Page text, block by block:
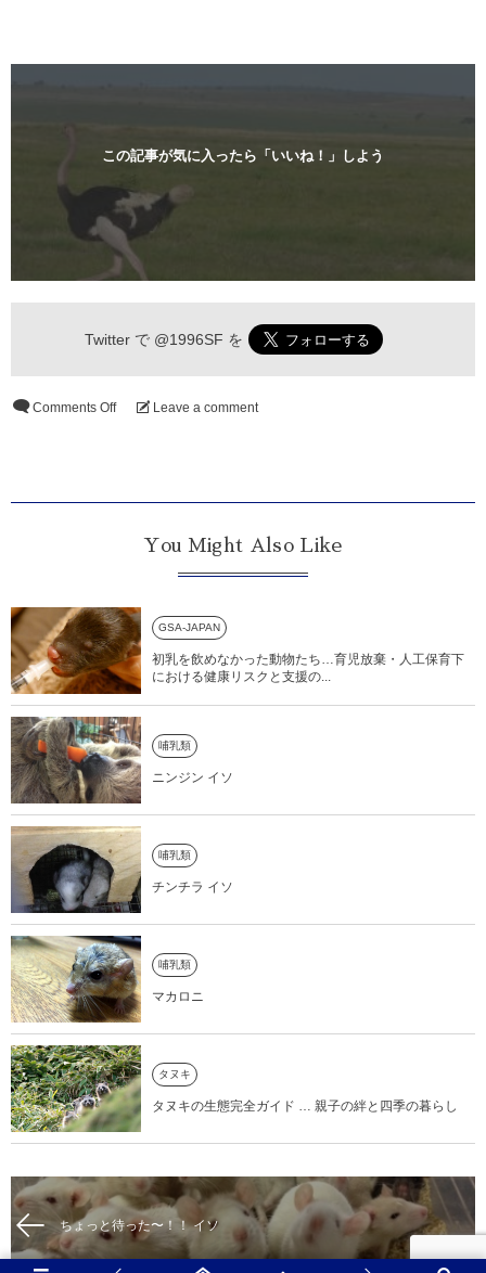
この記事が気に入ったら「いいね！」しよう
Twitter で @1996SF を
Comments Off Leave a comment
You Might Also Like
GSA-JAPAN
初乳を飲めなかった動物たち…育児放棄・人工保育下
における健康リスクと支援の...
哺乳類
ニンジン イソ
哺乳類
チンチラ イソ
哺乳類
マカロニ
タヌキ
タヌキの生態完全ガイド … 親子の絆と四季の暮らし
ちょっと待った〜！！ イソ